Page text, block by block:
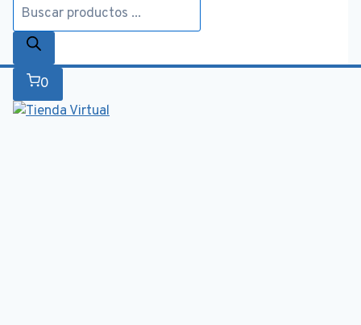
Búsqueda
de
productos
0